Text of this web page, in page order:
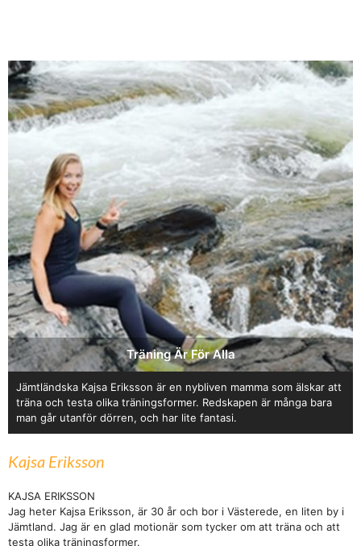
Träning Är För Alla
Jämtländska Kajsa Eriksson är en nybliven mamma som älskar att
träna och testa olika träningsformer. Redskapen är många bara
man går utanför dörren, och har lite fantasi.
Kajsa Eriksson
KAJSA ERIKSSON
Jag heter Kajsa Eriksson, är 30 år och bor i Västerede, en liten by i
Jämtland. Jag är en glad motionär som tycker om att träna och att
testa olika träningsformer.